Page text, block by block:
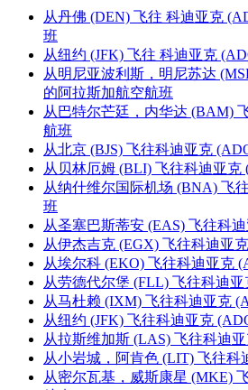
从丹佛 (DEN) 飞往 科迪亚克
班
从纽约 (JFK) 飞往 科迪亚克
从明尼亚波利斯，明尼苏达
的阿拉斯加航空航班
从巴特尔芒廷，内华达 (BAM)
航班
从北京 (BJS) 飞往科迪亚克
从贝林厄姆 (BLI) 飞往科迪亚克
从纳什维尔国际机场 (BNA) 飞
班
从圣塞巴斯蒂安 (EAS) 飞往科
从伊杰吉克 (EGX) 飞往科迪亚
从埃尔科 (EKO) 飞往科迪亚克
从劳德代尔堡 (FLL) 飞往科迪
从马杜赖 (IXM) 飞往科迪亚克
从纽约 (JFK) 飞往科迪亚克
从拉斯维加斯 (LAS) 飞往科迪
从小岩城，阿肯色 (LIT) 飞往科
从密尔瓦基，威斯康星 (MKE)